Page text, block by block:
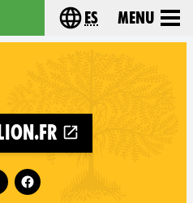
Choose your
es Menu